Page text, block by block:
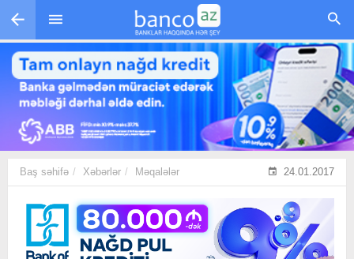
Skip to main content
Baş səhifə Xəbərlər Məqalələr 24.01.2017